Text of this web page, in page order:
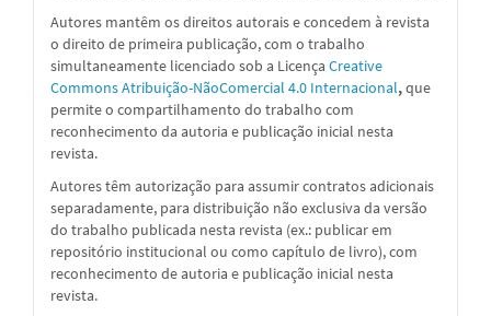
Autores mantêm os direitos autorais e concedem à revista
o direito de primeira publicação, com o trabalho
simultaneamente licenciado sob a Licença Creative
Commons Atribuição-NãoComercial 4.0 Internacional,que
permite o compartilhamento do trabalho com
reconhecimento da autoria e publicação inicial nesta
revista.
Autores têm autorização para assumir contratos adicionais
separadamente, para distribuição não exclusiva da versão
do trabalho publicada nesta revista (ex.: publicar em
repositório institucional ou como capítulo de livro), com
reconhecimento de autoria e publicação inicial nesta
revista.